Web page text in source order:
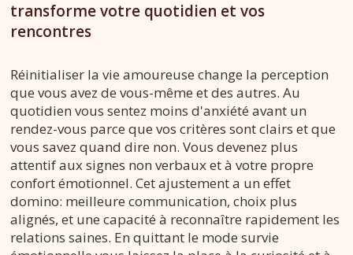
transforme votre quotidien et vos
rencontres
Réinitialiser la vie amoureuse change la perception
que vous avez de vous-même et des autres. Au
quotidien vous sentez moins d'anxiété avant un
rendez-vous parce que vos critères sont clairs et que
vous savez quand dire non. Vous devenez plus
attentif aux signes non verbaux et à votre propre
confort émotionnel. Cet ajustement a un effet
domino: meilleure communication, choix plus
alignés, et une capacité à reconnaître rapidement les
relations saines. En quittant le mode survie